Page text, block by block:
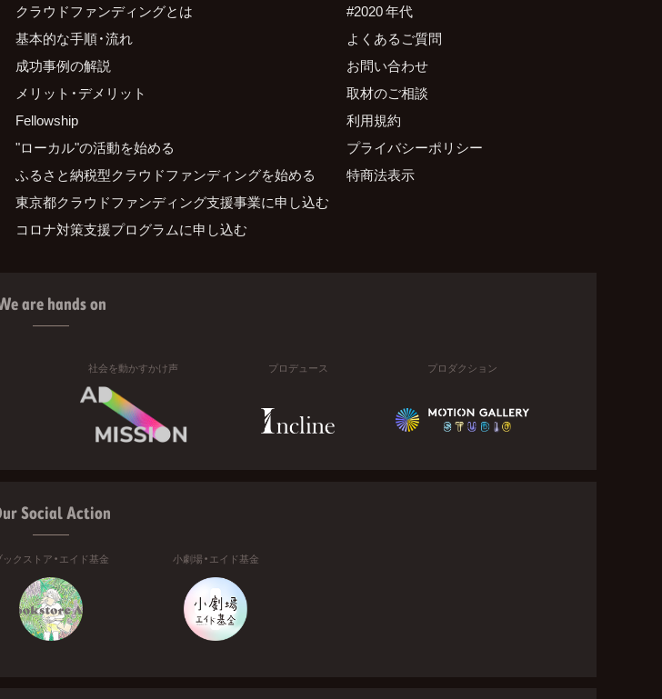
クラウドファンディングとは
基本的な手順・流れ
成功事例の解説
メリット・デメリット
Fellowship
"ローカル"の活動を始める
ふるさと納税型クラウドファンディングを始める
東京都クラウドファンディング支援事業に申し込む
コロナ対策支援プログラムに申し込む
#2020 年代
よくあるご質問
お問い合わせ
取材のご相談
利用規約
プライバシーポリシー
特商法表示
are hands on
社会を動かすかけ声 プロデュース プロダクション
Social Action
ックストア・エイド基金 小劇場・エイド基金